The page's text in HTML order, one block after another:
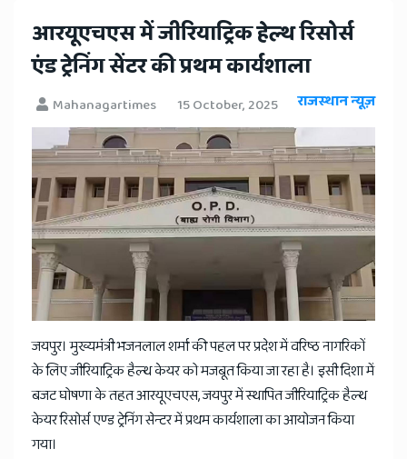
Hindi
News,
Hindi
Samachar,
Jaipur
Rajasthan
News
आरयूएचएस में जीरियाट्रिक हेल्थ रिसोर्स
एंड ट्रेनिंग सेंटर की प्रथम कार्यशाला
Mahanagartimes 15 October, 2025 राजस्थान न्यूज़
जयपुर। मुख्यमंत्री भजनलाल शर्मा की पहल पर प्रदेश में वरिष्ठ नागरिकों
के लिए जीरियाट्रिक हैल्थ केयर को मजबूत किया जा रहा है। इसी दिशा में
बजट घोषणा के तहत आरयूएचएस, जयपुर में स्थापित जीरियाट्रिक हैल्थ
केयर रिसोर्स एण्ड ट्रेनिंग सेन्टर में प्रथम कार्यशाला का आयोजन किया
गया।